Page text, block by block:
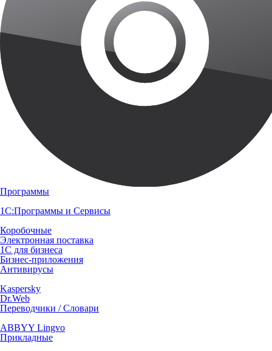
Программы
1С:Программы и Сервисы
Коробочные
Электронная поставка
1С для бизнеса
Бизнес-приложения
Антивирусы
Kaspersky
Dr.Web
Переводчики / Словари
ABBYY Lingvo
Прикладные